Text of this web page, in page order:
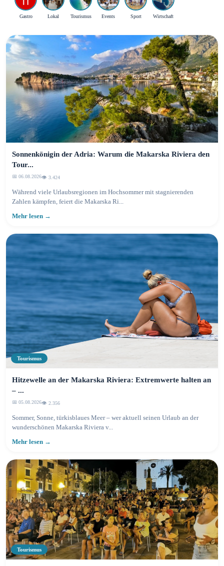
Gastro Lokal Tourismus Events Sport Wirtschaft
Sonnenkönigin der Adria: Warum die Makarska Riviera den
Tour...
📅 06.08.2026👁️ 3.424
Während viele Urlaubsregionen im Hochsommer mit stagnierenden
Zahlen kämpfen, feiert die Makarska Ri...
Mehr lesen →
Tourismus
Hitzewelle an der Makarska Riviera: Extremwerte halten an
– ...
📅 05.08.2026👁️ 2.356
Sommer, Sonne, türkisblaues Meer – wer aktuell seinen Urlaub an der
wunderschönen Makarska Riviera v...
Mehr lesen →
Tourismus